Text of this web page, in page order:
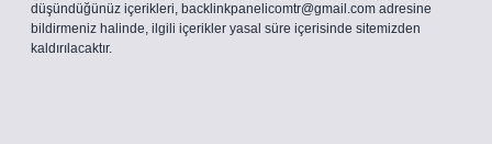
düşündüğünüz içerikleri, backlinkpanelicomtr@gmail.com adresine
bildirmeniz halinde, ilgili içerikler yasal süre içerisinde sitemizden
kaldırılacaktır.